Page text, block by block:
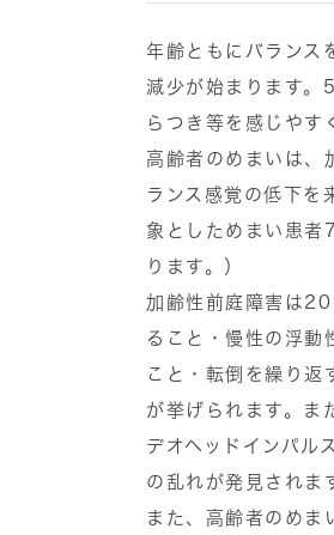
年齢ともにバランス
減少が始まります。
らつき等を感じやす
高齢者のめまいは、
ランス感覚の低下
象としためまい患者
ります。）
加齢性前庭障害は
ること・慢性の浮動
こと・転倒を繰り返
が挙げられます。ま
デオヘッドインパル
の乱れが発見されま
また、高齢者のめま